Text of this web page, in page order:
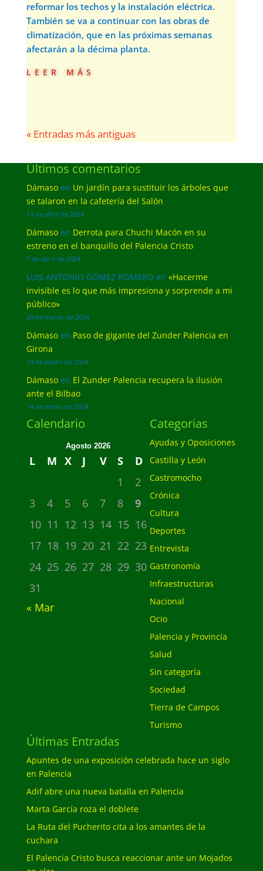
reformar los techos y la instalación eléctrica.
También se va a continuar con las obras de
climatización, que en las próximas semanas
afectarán a la décima planta.
leer más
« Entradas más antiguas
Últimos comentarios
Dámasoen Un jardín para sustituir los árboles que
se talaron en la cafetería del Salón
13 de abril de 2024
Dámasoen Derrota para Chuchi Macón en su
estreno en el banquillo del Palencia Cristo
7 de abril de 2024
LUIS ANTONIO GÓMEZ ROMERO en «Hacerme
invisible es lo que más impresiona y sorprende a mi
público»
20 de marzo de 2024
Dámasoen Paso de gigante del Zunder Palencia en
Girona
14 de enero de 2024
Dámasoen El Zunder Palencia recupera la ilusión
ante el Bilbao
14 de enero de 2024
Calendario
Agosto 2026
L M X J V S
D
1
2
3
4 5 6 7 8
9
10 11 12 13 14 15 16
17 18 19 20 21 22 23
24 25 26 27 28 29 30
31
« Mar
Categorias
Ayudas y Oposiciones
Castilla y León
Castromocho
Crónica
Cultura
Deportes
Entrevista
Gastronomía
Infraestructuras
Nacional
Ocio
Palencia y Provincia
Salud
Sin categoría
Sociedad
Tierra de Campos
Turismo
Últimas Entradas
Apuntes de una exposición celebrada hace un siglo
en Palencia
Adif abre una nueva batalla en Palencia
Marta García roza el doblete
La Ruta del Pucherito cita a los amantes de la
cuchara
El Palencia Cristo busca reaccionar ante un Mojados